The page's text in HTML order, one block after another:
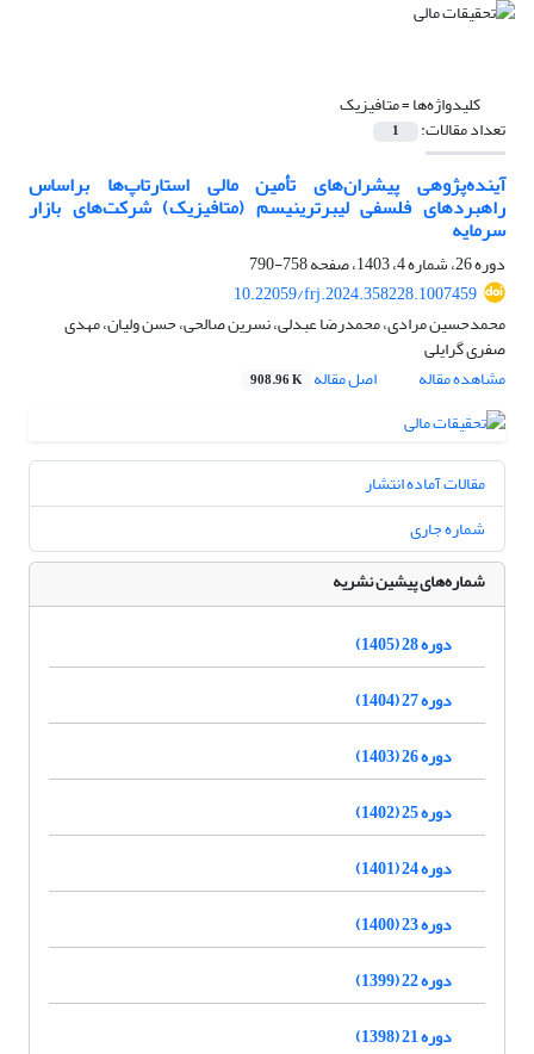
کلیدواژه‌ها =متافیزیک
تعداد مقالات: 1
آینده‌پژوهی پیشران‌های تأمین مالی استارتاپ‌ها براساس
راهبردهای فلسفی لیبرترینیسم (متافیزیک) شرکت‌های بازار
سرمایه
دوره 26، شماره 4، 1403، صفحه
758-790
10.22059/frj.2024.358228.1007459
محمدحسین مرادی، محمدرضا عبدلی، نسرین صالحی، حسن ولیان، مهدی
صفری گرایلی
مشاهده مقاله
اصل مقاله 908.96 K
مقالات آماده انتشار
شماره جاری
شماره‌های پیشین نشریه
دوره 28 (1405)
دوره 27 (1404)
دوره 26 (1403)
دوره 25 (1402)
دوره 24 (1401)
دوره 23 (1400)
دوره 22 (1399)
دوره 21 (1398)